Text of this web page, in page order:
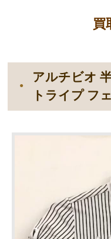
買
アルチビオ
トライプ フ